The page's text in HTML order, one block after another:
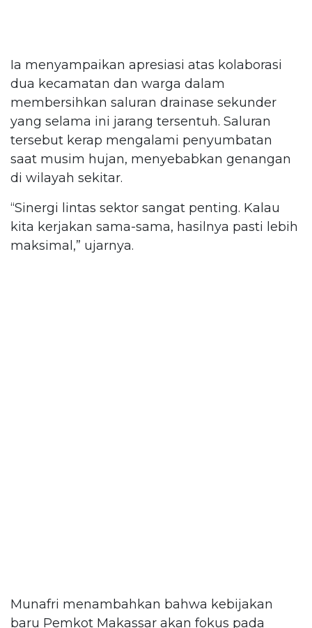
Ia menyampaikan apresiasi atas kolaborasi
dua kecamatan dan warga dalam
membersihkan saluran drainase sekunder
yang selama ini jarang tersentuh. Saluran
tersebut kerap mengalami penyumbatan
saat musim hujan, menyebabkan genangan
di wilayah sekitar.
“Sinergi lintas sektor sangat penting. Kalau
kita kerjakan sama-sama, hasilnya pasti lebih
maksimal,” ujarnya.
Munafri menambahkan bahwa kebijakan
baru Pemkot Makassar akan fokus pada